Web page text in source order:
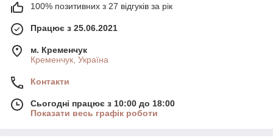
100% позитивних з 27 відгуків за рік
Працює з 25.06.2021
м. Кременчук
Кременчук, Україна
Контакти
Сьогодні працює з 10:00 до 18:00
Показати весь графік роботи